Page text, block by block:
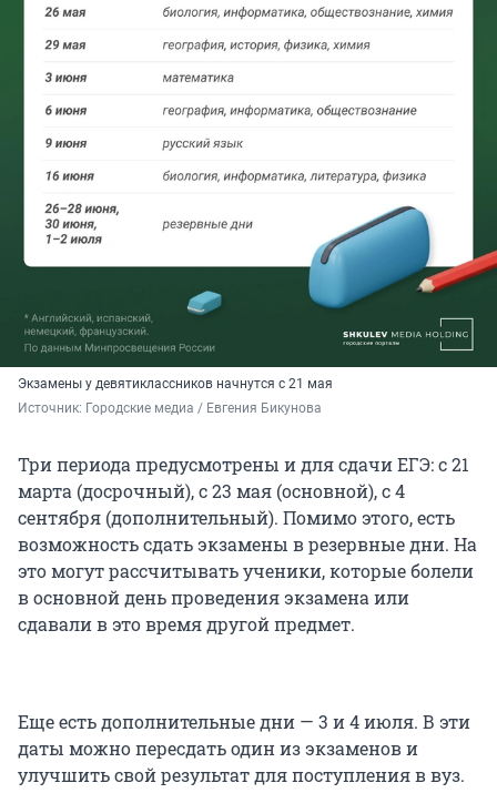
Экзамены у девятиклассников начнутся с 21 мая
Источник: Городские медиа / Евгения Бикунова
Три периода предусмотрены и для сдачи ЕГЭ: с 21
марта (досрочный), с 23 мая (основной), с 4
сентября (дополнительный). Помимо этого, есть
возможность сдать экзамены в резервные дни. На
это могут рассчитывать ученики, которые болели
в основной день проведения экзамена или
сдавали в это время другой предмет.
Еще есть дополнительные дни — 3 и 4 июля. В эти
даты можно пересдать один из экзаменов и
улучшить свой результат для поступления в вуз.